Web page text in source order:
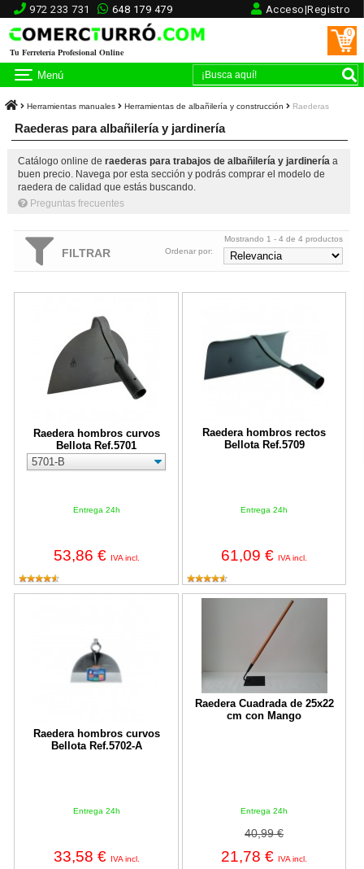
972 233 731 648 179 479 Acceso|Registro
Tu Ferretería Profesional Online
0
Menú
Herramientas manuales Herramientas de albañilería y construcción Raederas
Raederas para albañilería y jardinería
Catálogo online de raederas para trabajos de albañilería y jardinería a
buen precio. Navega por esta sección y podrás comprar el modelo de
raedera de calidad que estás buscando.
Preguntas frecuentes
FILTRAR
Mostrando 1 - 4 de 4 productos
Ordenar por:
Raedera hombros curvos
Bellota Ref.5701
Entrega 24h
53,86 € IVA incl.
Raedera hombros rectos
Bellota Ref.5709
Entrega 24h
61,09 € IVA incl.
Raedera hombros curvos
Bellota Ref.5702-A
Entrega 24h
33,58 € IVA incl.
Raedera hombros curvos Bellota Ref.5702-A
Raedera Cuadrada de 25x22
cm con Mango
Entrega 24h
40,99 €
21,78 € IVA incl.
Raedera Cuadrada de 25x22 cm